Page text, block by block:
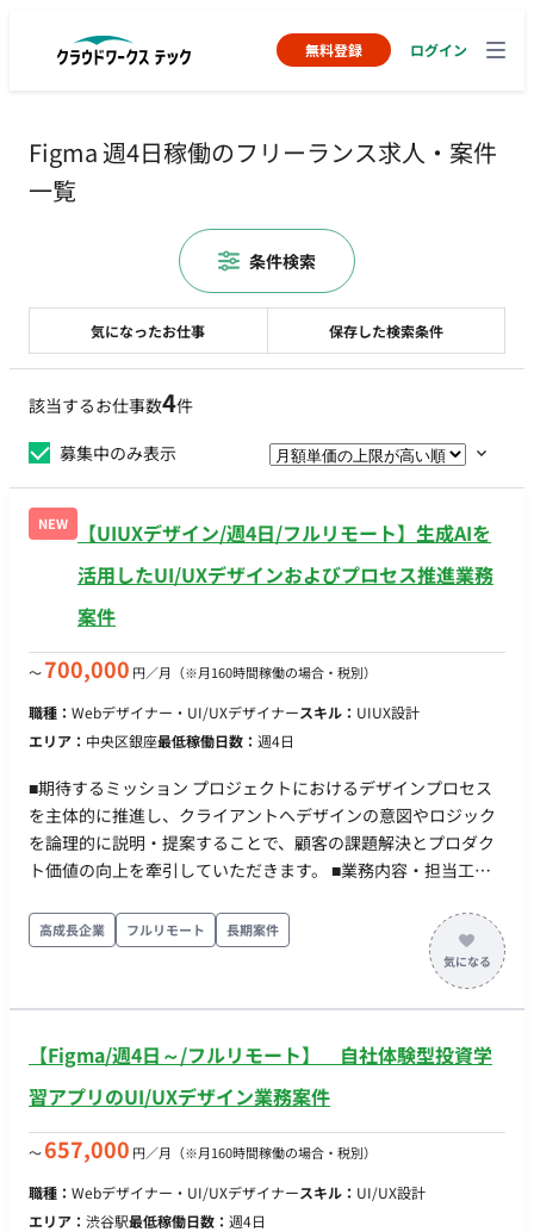
無料登録 ログイン
Figma 週4日稼働のフリーランス求人・案件
一覧
該当するお仕事数4件
募集中のみ表示
NEW
【UIUXデザイン/週4日/フルリモート】生成AIを
活用したUI/UXデザインおよびプロセス推進業務
案件
〜700,000 円／月 （※月160時間稼働の場合・税別）
職種： Webデザイナー・UI/UXデザイナースキル： UIUX設計
エリア： 中央区銀座最低稼働日数： 週4日
■期待するミッション プロジェクトにおけるデザインプロセス
を主体的に推進し、クライアントへデザインの意図やロジック
を論理的に説明・提案することで、顧客の課題解決とプロダク
ト価値の向上を牽引していただきます。 ■業務内容・担当工程
件定義から体験設計、UIデザインまでを一貫して行います。
PdMや開発チームと連携しながら品質を高めるとともに、将来
的にはメンバーの育成やナレッジの体系化など、組織づくりに
も関わっていただきます。 ・ 生成AIを用いた要件定義、体験設
体的な推進 ・ PdMや開発チームなど他職種との連携を通じたデ
ザイン品質の最適化 ・ AIを使ったプロトタイピング、UI生成、
動（採用、ナレッジ、育成、組織カルチャー業務等） ■働き方 ●
週4日以上が望ましいです） ● リモート稼働：フルリモート ● フ
レックス稼働：可能 ●MTG頻度： ・毎朝のデイリーMTGあり。
高成長企業 フルリモート 長期案件
【Figma/週4日～/フルリモート】 自社体験型投資学
習アプリのUI/UXデザイン業務案件
〜657,000 円／月 （※月160時間稼働の場合・税別）
職種： Webデザイナー・UI/UXデザイナースキル： UI/UX設計
エリア： 渋谷駅最低稼働日数： 週4日
気になったお仕事 保存した検索条件
条件検索